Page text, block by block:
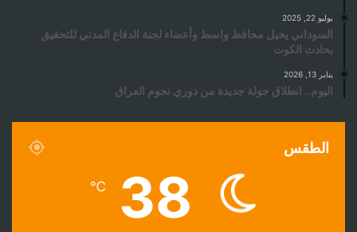
يوليو 22, 2025
السوداني يحيل محافظ واسط وأعضاء لجنة الدفاع المدني للتحقيق
بحادث الكوت
يناير 13, 2026
اليوم.. انطلاق جولة جديدة من دوري نجوم العراق
الطقس
38
℃